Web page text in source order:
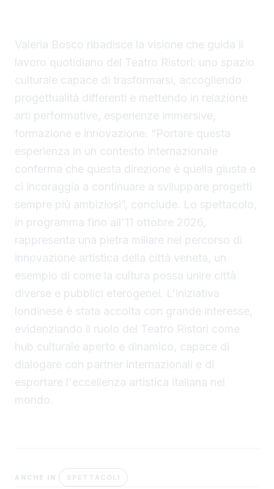
Valeria Bosco ribadisce la visione che guida il
lavoro quotidiano del Teatro Ristori: uno spazio
culturale capace di trasformarsi, accogliendo
progettualità differenti e mettendo in relazione
arti performative, esperienze immersive,
formazione e innovazione. “Portare questa
esperienza in un contesto internazionale
conferma che questa direzione è quella giusta e
ci incoraggia a continuare a sviluppare progetti
sempre più ambiziosi”, conclude. Lo spettacolo,
in programma fino all'11 ottobre 2026,
rappresenta una pietra miliare nel percorso di
innovazione artistica della città veneta, un
esempio di come la cultura possa unire città
diverse e pubblici eterogenei. L'iniziativa
londinese è stata accolta con grande interesse,
evidenziando il ruolo del Teatro Ristori come
hub culturale aperto e dinamico, capace di
dialogare con partner internazionali e di
esportare l'eccellenza artistica italiana nel
mondo.
ANCHE IN SPETTACOLI